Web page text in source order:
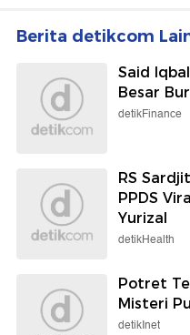
Berita detikcom
Said
Besar
detikFinance
RS
PPDS
Yurizal
detikHealth
Potret
Misteri
detikInet